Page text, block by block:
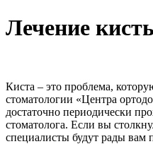
Лечение
Киста – это проблема,
стоматологии «Центра
достаточно периодически
стоматолога. Если вы
специалисты будут рады вам